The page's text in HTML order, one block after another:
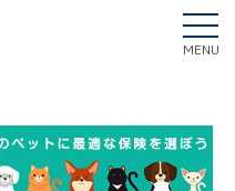
MENU